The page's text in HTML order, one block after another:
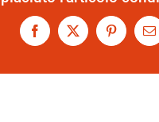
Facebook
X Pinterest